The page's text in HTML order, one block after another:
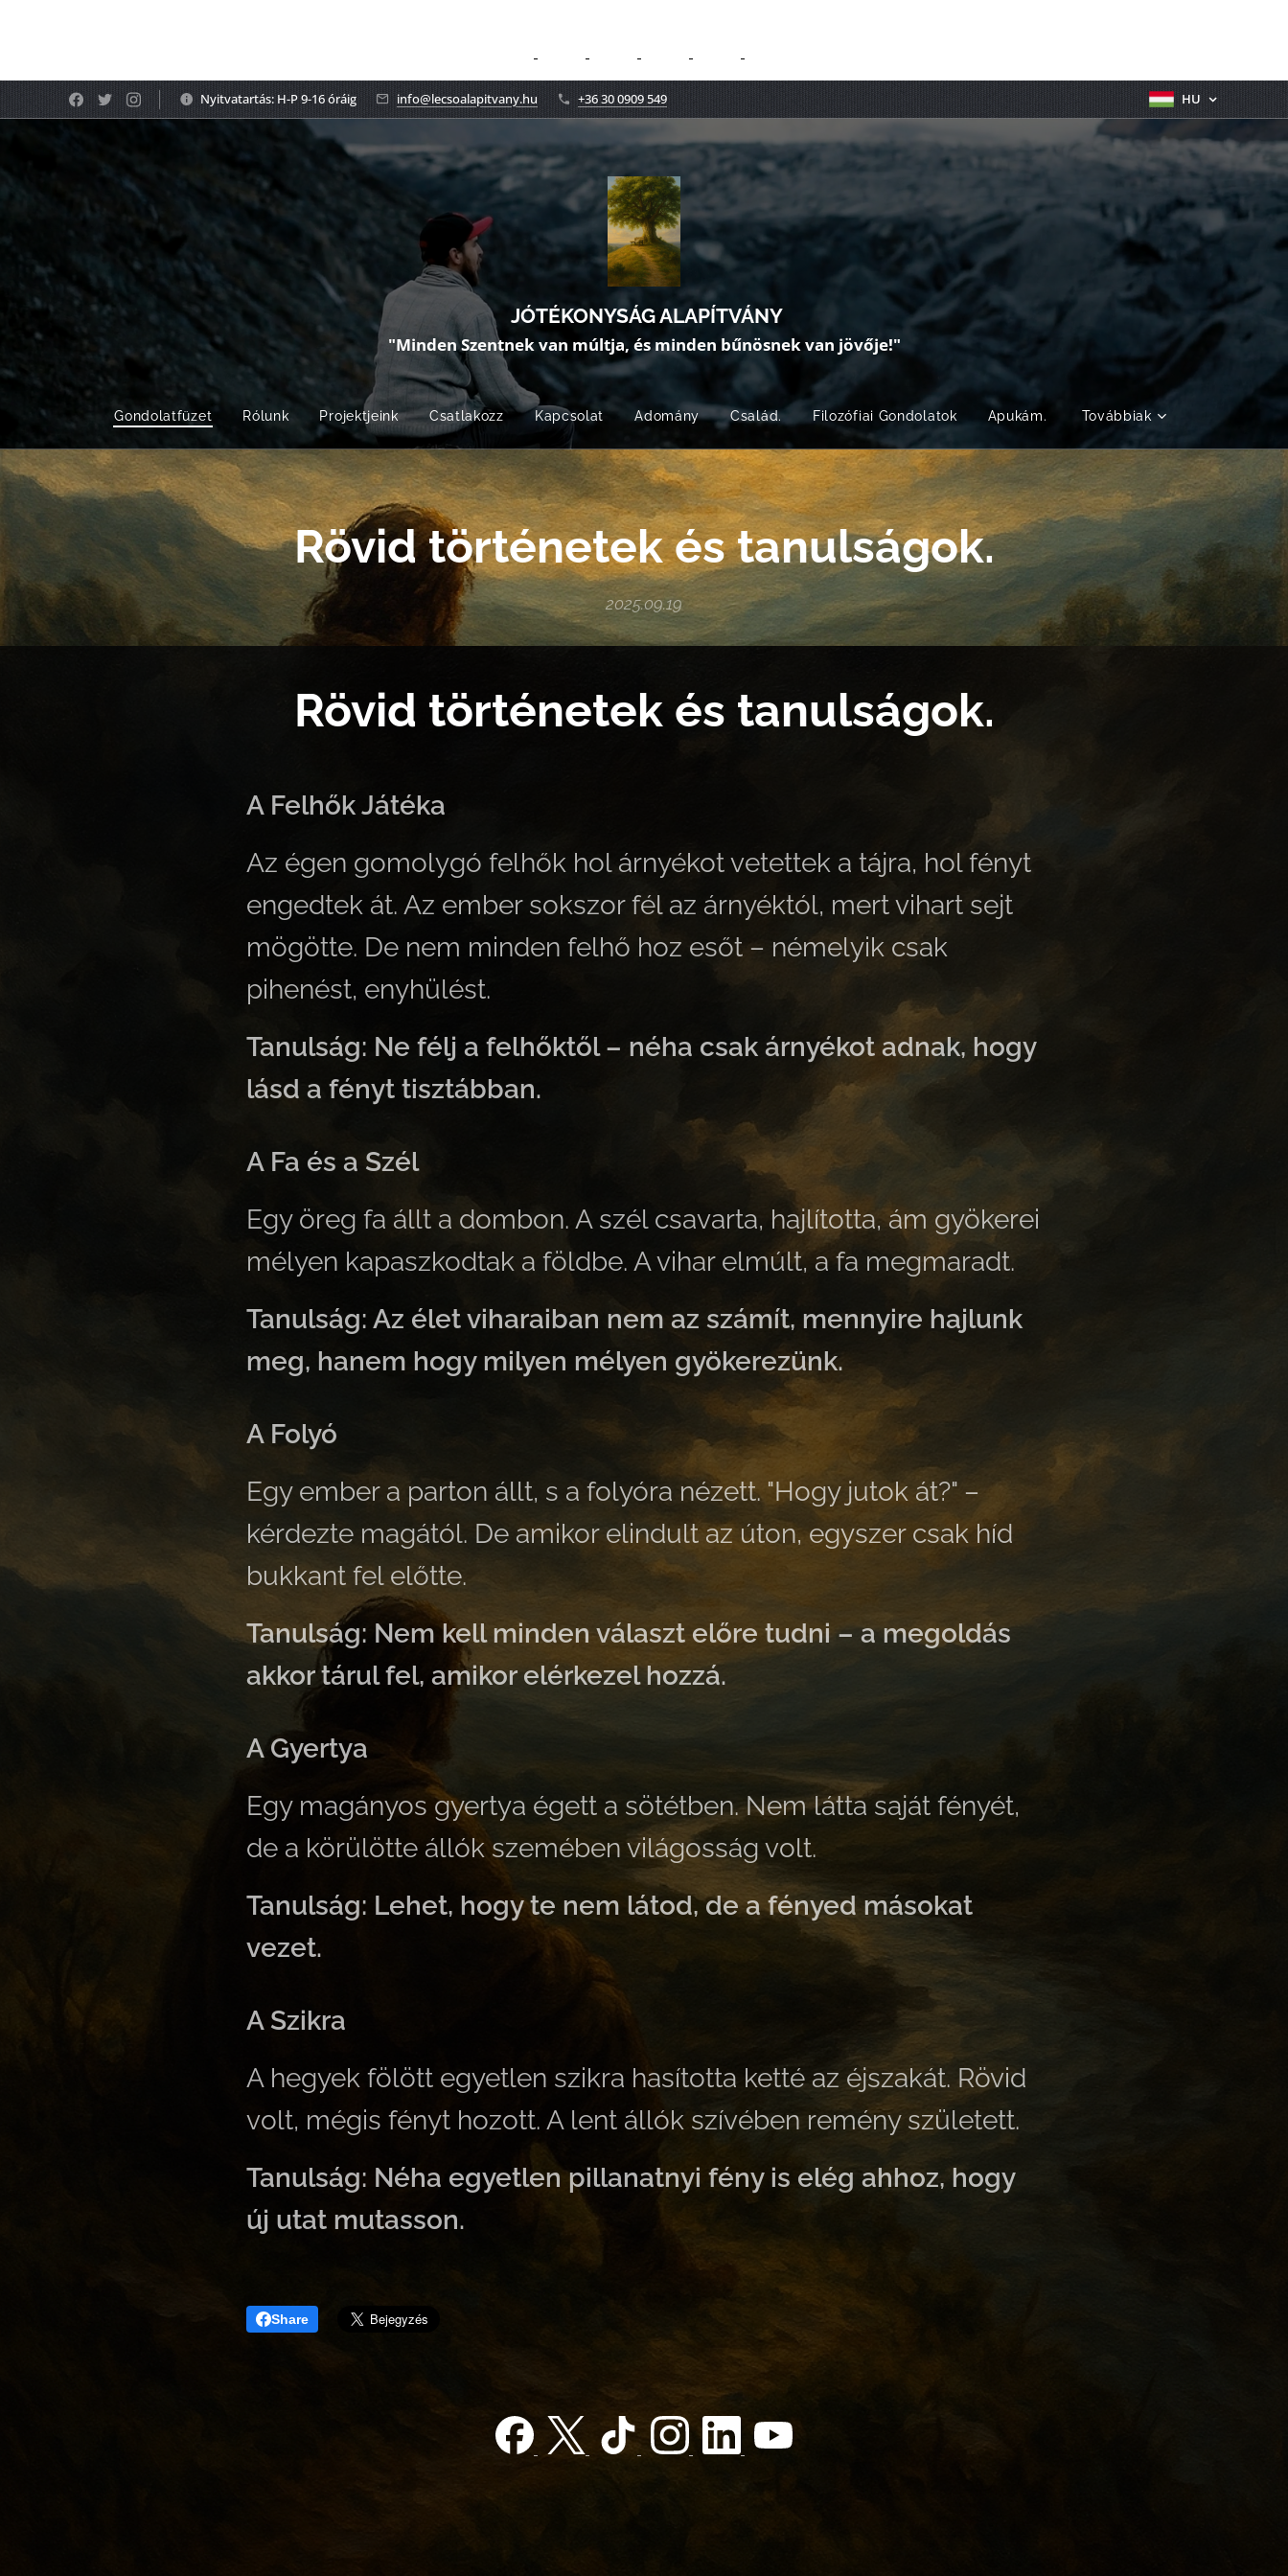
Nyitvatartás: H-P 9-16 óráig info@lecsoalapitvany.hu +36 30 0909 549 HU
JÓTÉKONYSÁG ALAPÍTVÁNY
"Minden Szentnek van múltja, és minden bűnösnek van jövője!"
Gondolatfüzet Rólunk Projektjeink Csatlakozz Kapcsolat Adomány Család. Filozófiai Gondolatok Apukám. Továbbiak
Rövid történetek és tanulságok.
2025.09.19
Rövid történetek és tanulságok.
A Felhők Játéka
Az égen gomolygó felhők hol árnyékot vetettek a tájra, hol fényt
engedtek át. Az ember sokszor fél az árnyéktól, mert vihart sejt
mögötte. De nem minden felhő hoz esőt – némelyik csak
pihenést, enyhülést.
Tanulság: Ne félj a felhőktől – néha csak árnyékot adnak, hogy
lásd a fényt tisztábban.
A Fa és a Szél
Egy öreg fa állt a dombon. A szél csavarta, hajlította, ám gyökerei
mélyen kapaszkodtak a földbe. A vihar elmúlt, a fa megmaradt.
Tanulság: Az élet viharaiban nem az számít, mennyire hajlunk
meg, hanem hogy milyen mélyen gyökerezünk.
A Folyó
Egy ember a parton állt, s a folyóra nézett. "Hogy jutok át?" –
kérdezte magától. De amikor elindult az úton, egyszer csak híd
bukkant fel előtte.
Tanulság: Nem kell minden választ előre tudni – a megoldás
akkor tárul fel, amikor elérkezel hozzá.
A Gyertya
Egy magányos gyertya égett a sötétben. Nem látta saját fényét,
de a körülötte állók szemében világosság volt.
Tanulság: Lehet, hogy te nem látod, de a fényed másokat
vezet.
A Szikra
A hegyek fölött egyetlen szikra hasította ketté az éjszakát. Rövid
volt, mégis fényt hozott. A lent állók szívében remény született.
Tanulság: Néha egyetlen pillanatnyi fény is elég ahhoz, hogy
új utat mutasson.
Share